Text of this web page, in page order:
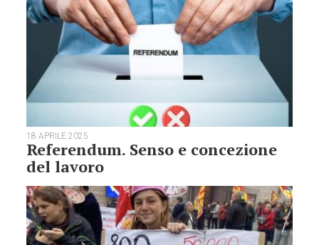
18 APRILE 2025
Referendum. Senso e concezione
del lavoro